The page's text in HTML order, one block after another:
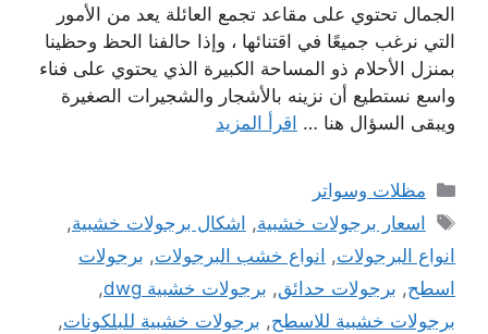
الجمال تحتوي على مقاعد تجمع العائلة يعد من الأمور
التي نرغب جميعًا في اقتنائها ، وإذا حالفنا الحظ وحظينا
بمنزل الأحلام ذو المساحة الكبيرة الذي يحتوي على فناء
واسع نستطيع أن نزينه بالأشجار والشجيرات الصغيرة
ويبقى السؤال هنا … اقرأ المزيد
التصنيفات
مظلات وسواتر
الوسوم
اسعار برجولات خشبية, اشكال برجولات خشبية,
انواع البرجولات, انواع خشب البرجولات, برجولات
اسطح, برجولات حدائق, برجولات خشبية dwg
,
برجولات خشبية للاسطح, برجولات خشبية للبلكونات,